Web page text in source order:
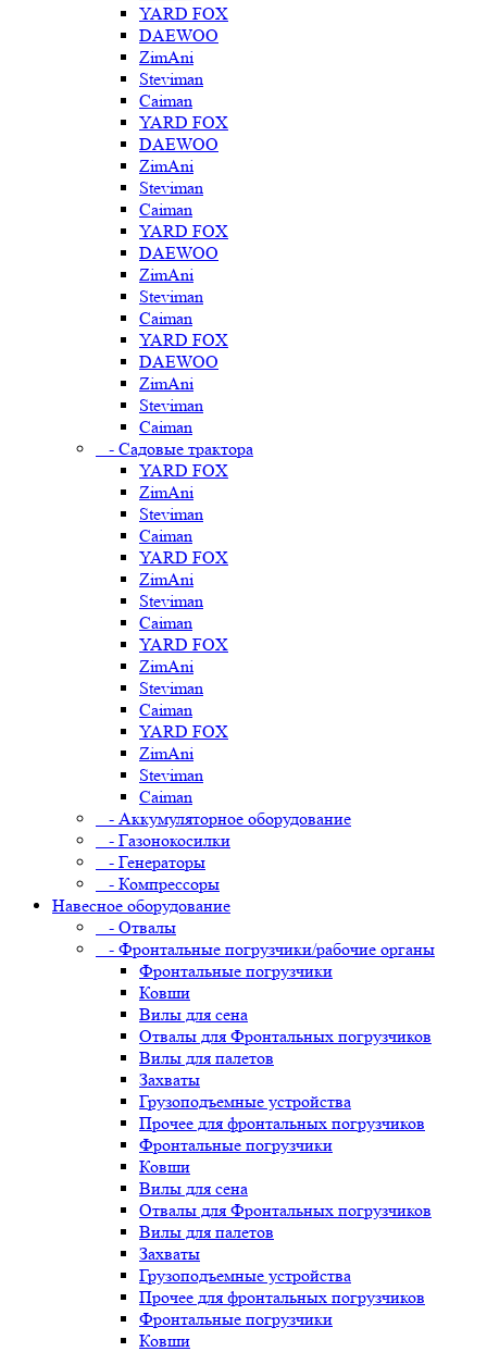
YARD FOX
DAEWOO
ZimAni
Steviman
Caiman
YARD FOX
DAEWOO
ZimAni
Steviman
Caiman
YARD FOX
DAEWOO
ZimAni
Steviman
Caiman
YARD FOX
DAEWOO
ZimAni
Steviman
Caiman
- Садовые трактора
YARD FOX
ZimAni
Steviman
Caiman
YARD FOX
ZimAni
Steviman
Caiman
YARD FOX
ZimAni
Steviman
Caiman
YARD FOX
ZimAni
Steviman
Caiman
- Аккумуляторное оборудование
- Газонокосилки
- Генераторы
- Компрессоры
Навесное оборудование
- Отвалы
- Фронтальные погрузчики/рабочие органы
Фронтальные погрузчики
Ковши
Вилы для сена
Отвалы для Фронтальных погрузчиков
Вилы для палетов
Захваты
Грузоподъемные устройства
Прочее для фронтальных погрузчиков
Фронтальные погрузчики
Ковши
Вилы для сена
Отвалы для Фронтальных погрузчиков
Вилы для палетов
Захваты
Грузоподъемные устройства
Прочее для фронтальных погрузчиков
Фронтальные погрузчики
Ковши